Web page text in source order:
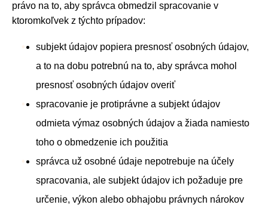
právo na to, aby správca obmedzil spracovanie v
ktoromkoľvek z týchto prípadov:
subjekt údajov popiera presnosť osobných údajov,
a to na dobu potrebnú na to, aby správca mohol
presnosť osobných údajov overiť
spracovanie je protiprávne a subjekt údajov
odmieta výmaz osobných údajov a žiada namiesto
toho o obmedzenie ich použitia
správca už osobné údaje nepotrebuje na účely
spracovania, ale subjekt údajov ich požaduje pre
určenie, výkon alebo obhajobu právnych nárokov